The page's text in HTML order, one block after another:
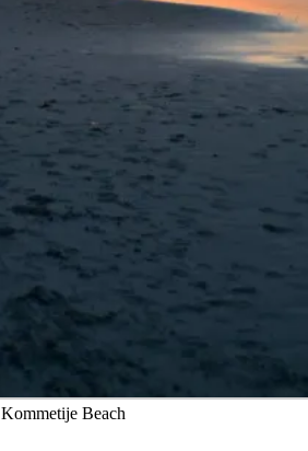
Kommetije Beach